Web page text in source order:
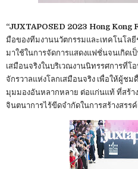
“JUXTAPOSED 2023 Hong Kong
มือของทีมงานนวัตกรรมและเทคโนโล
มาใช้ในการจัดการแสดงแฟชั่นจนเกิด
เสมือนจริงในบริเวณงานนิทรรศการที่โ
จักรวาลแห่งโลกเสมือนจริง เพื่อให้ผู้ช
มุมมองอันหลากหลาย ต่อแก่นแท้ ที่สร้า
จินตนาการไร้ขีดจำกัดในการสร้างสรร